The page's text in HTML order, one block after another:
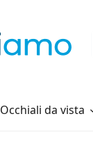
Occhiali da vista